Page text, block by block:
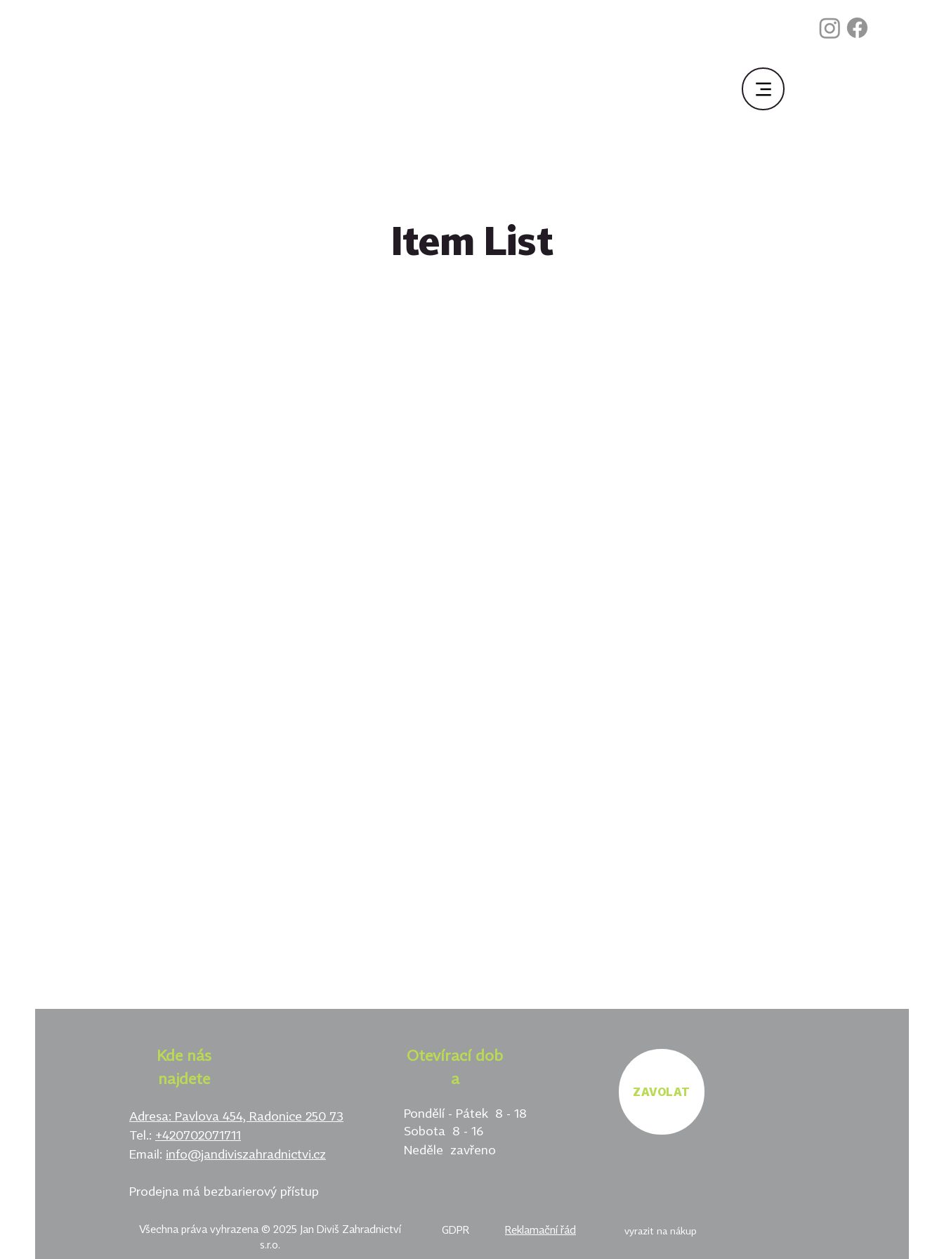
Item List
Kde nás
najdete
Adresa: Pavlova 454, Radonice 250 73
Tel.: +420702071711
Email: info@jandiviszahradnictvi.cz
Otevírací dob
a
Pondělí - Pátek 8 - 18
Sobota 8 - 16
Neděle zavřeno
Prodejna má bezbarierový přístup
Všechna práva vyhrazena © 2025 Jan Diviš Zahradnictví
s.r.o.
GDPR Reklamační řád
ZAVOLAT
vyrazit na nákup